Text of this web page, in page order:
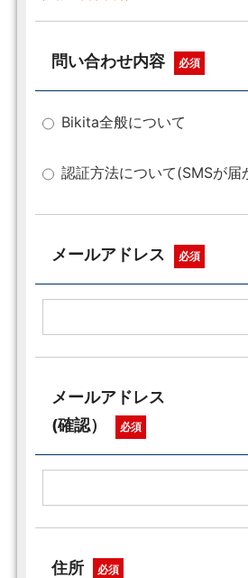
問い合わせ内容 必須
Bikita全般について
認証方法について(SMSが届
メールアドレス 必須
メールアドレス
(確認）
必須
住所 必須